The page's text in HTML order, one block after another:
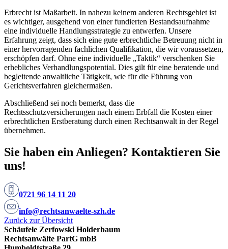
Erbrecht ist Maßarbeit. In nahezu keinem anderen Rechtsgebiet ist
es wichtiger, ausgehend von einer fundierten Bestandsaufnahme
eine individuelle Handlungsstrategie zu entwerfen. Unsere
Erfahrung zeigt, dass sich eine gute erbrechtliche Betreuung nicht in
einer hervorragenden fachlichen Qualifikation, die wir voraussetzen,
erschöpfen darf. Ohne eine individuelle „Taktik“ verschenken Sie
erhebliches Verhandlungspotential. Dies gilt für eine beratende und
begleitende anwaltliche Tätigkeit, wie für die Führung von
Gerichtsverfahren gleichermaßen.
Abschließend sei noch bemerkt, dass die
Rechtsschutzversicherungen nach einem Erbfall die Kosten einer
erbrechtlichen Erstberatung durch einen Rechtsanwalt in der Regel
übernehmen.
Sie haben ein Anliegen? Kontaktieren Sie
uns!
0721 96 14 11 20
info@rechtsanwaelte-szh.de
Zurück zur Übersicht
Schäufele Zerfowski Holderbaum
Rechtsanwälte PartG mbB